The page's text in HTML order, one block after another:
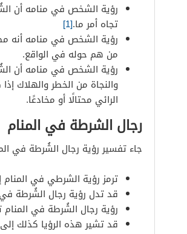
رؤية الشخص في منامه أن
تجاه أمر ما.[1]
رؤية الشخص في منامه أنه
من هم حوله في الواقع.
رؤية الشخص في منامه أن
والنجاة من الخطر والهلاك
الرائي محتالًا أو مخادعًا.
رجال الشرطة في المنام
جاء تفسير رؤية رجال الشُرطة في
ترمز رؤية الشرطي في
قد تدل رؤية رجال الشُرطة
رؤية رجال الشُرطة في المنام
قد تشير هذه الرؤيا كذلك